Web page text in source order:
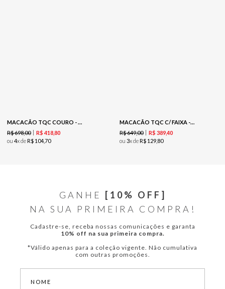
MACACÃO TQC COURO - PRETO
R$698,00 R$ 41880
ou 4x deR$ 10470
MACACÃO TQC C/ FAIXA - CREME
R$649,00 R$ 38940
ou 3x deR$ 129 80
GANHE
[10% OFF]
NA SUA PRIMEIRA COMPRA!
Cadastre-se, receba nossas comunicações e garanta
10% off na sua primeira compra.
*Válido apenas para a coleção vigente. Não cumulativa
com outras promoções.